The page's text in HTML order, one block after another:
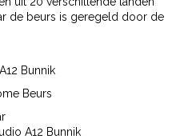
de beurs is geregeld door de
Bunnik
Beurs
A12 Bunnik